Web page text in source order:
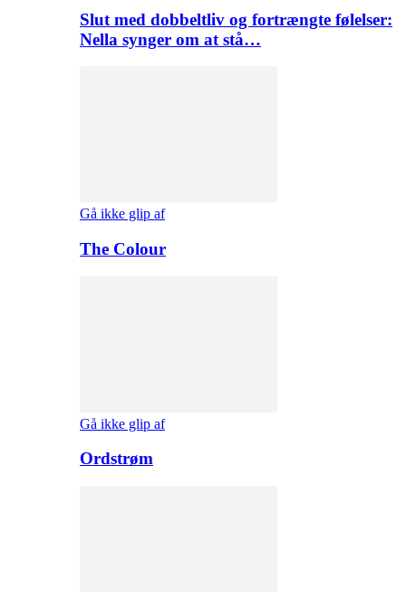
Slut med dobbeltliv og fortrængte følelser:
Nella synger om at stå…
Gå ikke glip af
The Colour
Gå ikke glip af
Ordstrøm